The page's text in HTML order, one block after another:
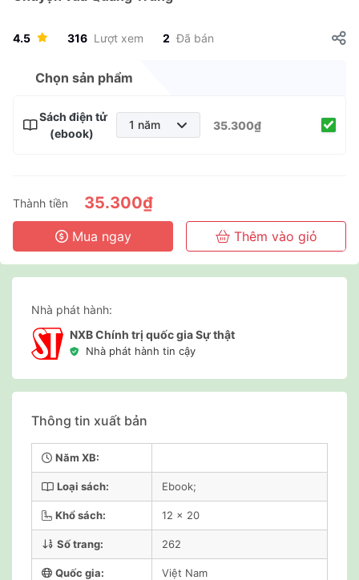
4.5 316 Lượt xem 2 Đã bán
Chọn sản phẩm
Sách điện tử
(ebook)
1 năm
3 năm
35.300₫
Thành tiền 35.300₫
Mua ngay Thêm vào giỏ
Nhà phát hành:
NXB Chính trị quốc gia Sự thật
Nhà phát hành tin cậy
Thông tin xuất bản
Năm XB:
Loại sách: Ebook;
Khổ sách: 12 x 20
Số trang: 262
Quốc gia: Việt Nam